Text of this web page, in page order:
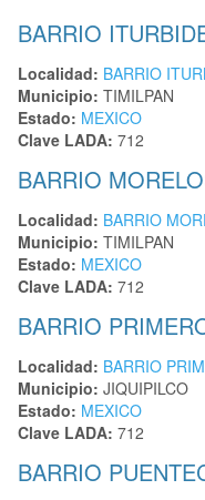
BARRIO
Localidad: BARRIO
Municipio: TIMILPAN
Estado: MEXICO
Clave LADA: 712
BARRIO
Localidad: BARRIO
Municipio: TIMILPAN
Estado: MEXICO
Clave LADA: 712
BARRIO
Localidad: BARRIO
Municipio: JIQUIPILCO
Estado: MEXICO
Clave LADA: 712
BARRIO